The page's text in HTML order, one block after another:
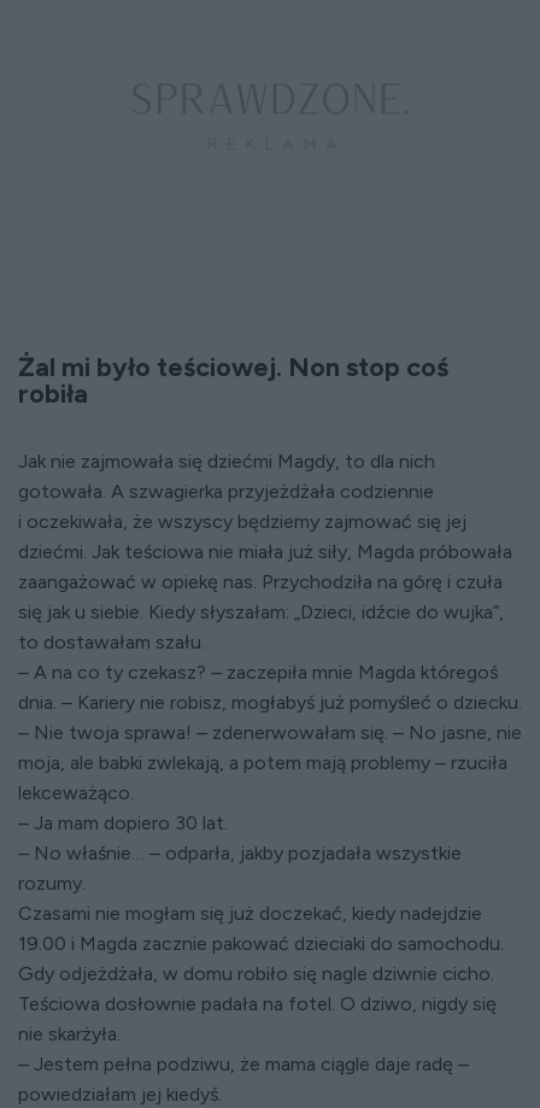
Żal mi było teściowej. Non stop coś
robiła
Jak nie zajmowała się dziećmi Magdy, to dla nich
gotowała. A szwagierka przyjeżdżała codziennie
i oczekiwała, że wszyscy będziemy zajmować się jej
dziećmi. Jak teściowa nie miała już siły, Magda próbowała
zaangażować w opiekę nas. Przychodziła na górę i czuła
się jak u siebie. Kiedy słyszałam: „Dzieci, idźcie do wujka”,
to dostawałam szału.
– A na co ty czekasz? – zaczepiła mnie Magda któregoś
dnia. – Kariery nie robisz, mogłabyś już pomyśleć o dziecku.
– Nie twoja sprawa! – zdenerwowałam się. – No jasne, nie
moja, ale babki zwlekają, a potem mają problemy – rzuciła
lekceważąco.
– Ja mam dopiero 30 lat.
– No właśnie… – odparła, jakby pozjadała wszystkie
rozumy.
Czasami nie mogłam się już doczekać, kiedy nadejdzie
19.00 i Magda zacznie pakować dzieciaki do samochodu.
Gdy odjeżdżała, w domu robiło się nagle dziwnie cicho.
Teściowa dosłownie padała na fotel. O dziwo, nigdy się
nie skarżyła.
– Jestem pełna podziwu, że mama ciągle daje radę –
powiedziałam jej kiedyś.